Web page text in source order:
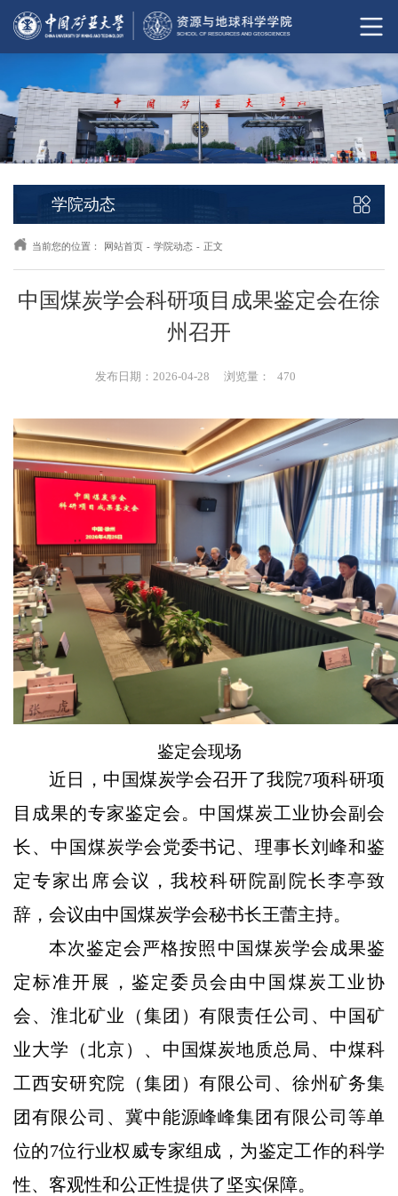
学院动态
当前您的位置： 网站首页 - 学院动态 - 正文
中国煤炭学会科研项目成果鉴定会在徐
州召开
发布日期：2026-04-28 浏览量： 470
鉴定会现场
近日，中国煤炭学会召开了我院7项科研项
目成果的专家鉴定会。中国煤炭工业协会副会
长、中国煤炭学会党委书记、理事长刘峰和鉴
定专家出席会议，我校科研院副院长李亭致
辞，会议由中国煤炭学会秘书长王蕾主持。
本次鉴定会严格按照中国煤炭学会成果鉴
定标准开展，鉴定委员会由中国煤炭工业协
会、淮北矿业（集团）有限责任公司、中国矿
业大学（北京）、中国煤炭地质总局、中煤科
工西安研究院（集团）有限公司、徐州矿务集
团有限公司、冀中能源峰峰集团有限公司等单
位的7位行业权威专家组成，为鉴定工作的科学
性、客观性和公正性提供了坚实保障。